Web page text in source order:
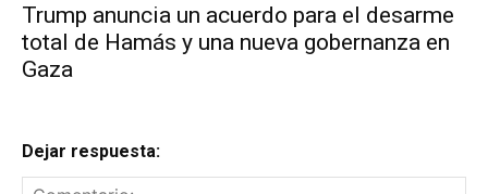
Trump anuncia un acuerdo para el desarme
total de Hamás y una nueva gobernanza en
Gaza
Dejar respuesta: